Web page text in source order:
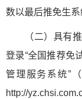
数以最后推免生系
（二）具有
登录“全国推荐免
管理服务系统”
http://